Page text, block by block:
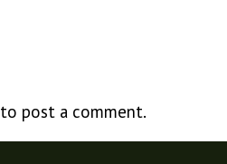
to post a comment.